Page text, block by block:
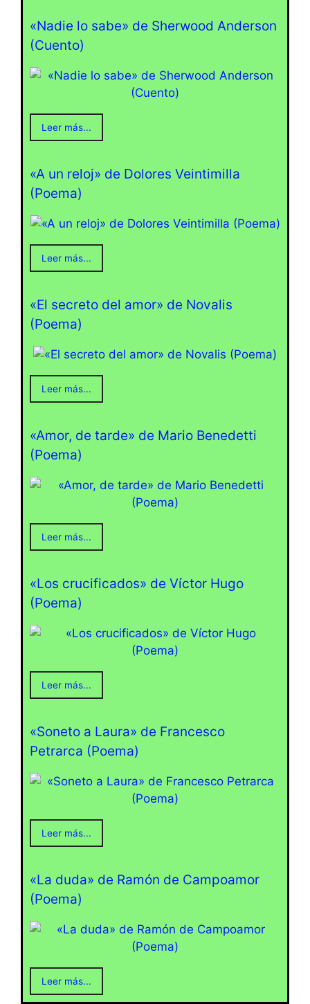
«Nadie lo sabe» de Sherwood Anderson
(Cuento)
Leer más...
«A un reloj» de Dolores Veintimilla
(Poema)
Leer más...
«El secreto del amor» de Novalis
(Poema)
Leer más...
«Amor, de tarde» de Mario Benedetti
(Poema)
Leer más...
«Los crucificados» de Víctor Hugo
(Poema)
Leer más...
«Soneto a Laura» de Francesco
Petrarca (Poema)
Leer más...
«La duda» de Ramón de Campoamor
(Poema)
Leer más...